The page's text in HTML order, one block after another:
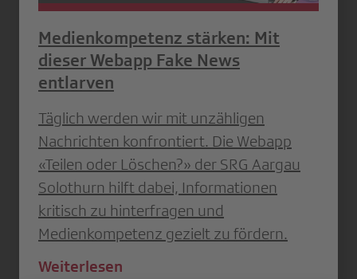
Medienkompetenz stärken: Mit
dieser Webapp Fake News
entlarven
Täglich werden wir mit unzähligen
Nachrichten konfrontiert. Die Webapp
«Teilen oder Löschen?» der SRG Aargau
Solothurn hilft dabei, Informationen
kritisch zu hinterfragen und
Medienkompetenz gezielt zu fördern.
Weiterlesen